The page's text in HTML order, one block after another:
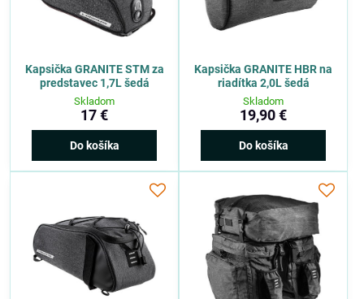
Kapsička GRANITE STM za
predstavec 1,7L šedá
Skladom
17 €
Do košíka
Kapsička GRANITE HBR na
riadítka 2,0L šedá
Skladom
19,90 €
Do košíka